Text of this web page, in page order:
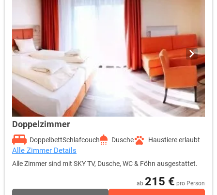
Doppelzimmer
DoppelbettSchlafcouch Dusche Haustiere erlaubt
Alle Zimmer Details
Alle Zimmer sind mit SKY TV, Dusche, WC & Föhn ausgestattet.
ab 215 € pro Person